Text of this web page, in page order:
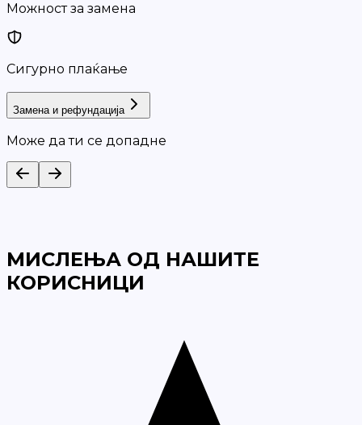
Можност за замена
Сигурно плаќање
Замена и рефундација
Може да ти се допадне
МИСЛЕЊА ОД НАШИТЕ
КОРИСНИЦИ